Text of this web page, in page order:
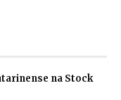
na Stock